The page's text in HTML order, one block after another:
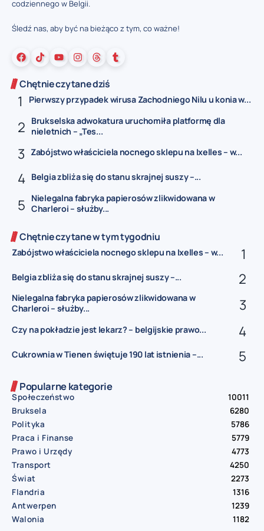
codziennego w Belgii.
Śledź nas, aby być na bieżąco z tym, co ważne!
Chętnie czytane dziś
Pierwszy przypadek wirusa Zachodniego Nilu u konia w...
Brukselska adwokatura uruchomiła platformę dla
nieletnich – „Tes...
Zabójstwo właściciela nocnego sklepu na Ixelles – w...
Belgia zbliża się do stanu skrajnej suszy –...
Nielegalna fabryka papierosów zlikwidowana w
Charleroi – służby...
Chętnie czytane w tym tygodniu
Zabójstwo właściciela nocnego sklepu na Ixelles – w...
Belgia zbliża się do stanu skrajnej suszy –...
Nielegalna fabryka papierosów zlikwidowana w
Charleroi – służby...
Czy na pokładzie jest lekarz? – belgijskie prawo...
Cukrownia w Tienen świętuje 190 lat istnienia –...
Popularne kategorie
Społeczeństwo
10011
Bruksela
6280
Polityka
5786
Praca i Finanse
5779
Prawo i Urzędy
4773
Transport
4250
Świat
2273
Flandria
1316
Antwerpen
1239
Walonia
1182